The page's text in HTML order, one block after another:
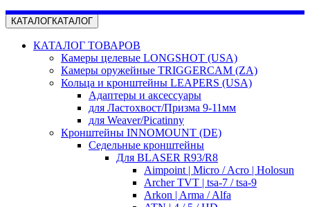
КАТАЛОГКАТАЛОГ
КАТАЛОГ ТОВАРОВ
Камеры целевые LONGSHOT (USA)
Камеры оружейные TRIGGERCAM (ZA)
Кольца и кронштейны LEAPERS (USA)
Адаптеры и аксессуары
для Ластохвост/Призма 9-11мм
для Weaver/Picatinny
Кронштейны INNOMOUNT (DE)
Седельные кронштейны
Для BLASER R93/R8
Aimpoint | Micro / Acro | Holosun
Archer TVT | tsa-7 / tsa-9
Arkon | Arma / Alfa